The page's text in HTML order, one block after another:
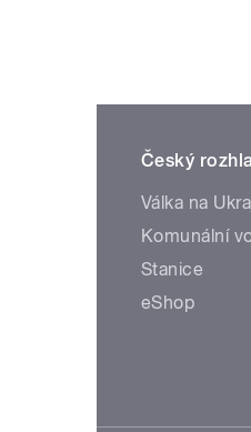
Český
Válka na
Komunální
Stanice
eShop